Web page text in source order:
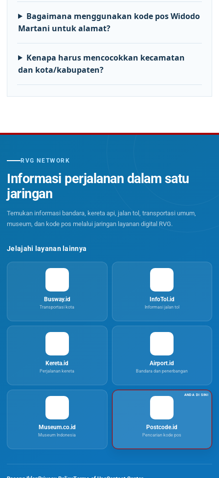
Bagaimana menggunakan kode pos Widodo
Martani untuk alamat?
Kenapa harus mencocokkan kecamatan
dan kota/kabupaten?
RVG NETWORK
Informasi perjalanan dalam satu
jaringan
Temukan informasi bandara, kereta api, jalan tol, transportasi umum,
museum, dan kode pos melalui jaringan layanan digital RVG.
Jelajahi layanan lainnya
Busway.id
Transportasi kota
InfoTol.id
Informasi jalan tol
Kereta.id
Perjalanan kereta
Airport.id
Bandara dan penerbangan
Museum.co.id
Museum Indonesia
Postcode.id
Pencarian kode pos